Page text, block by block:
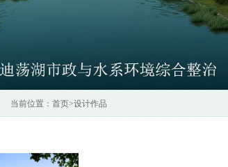
当前位置： 首页>设计作品